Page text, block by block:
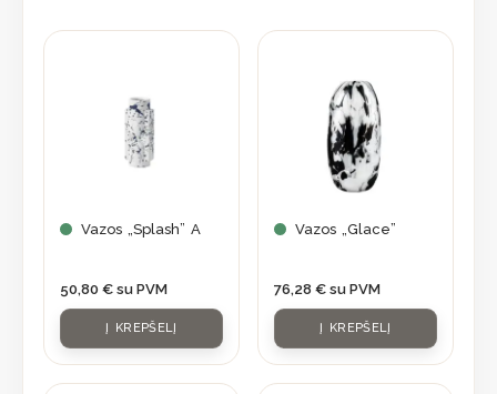
Vazos „Splash” A
50,80 € su PVM
Į KREPŠELĮ
Vazos „Glace”
76,28 € su PVM
Į KREPŠELĮ